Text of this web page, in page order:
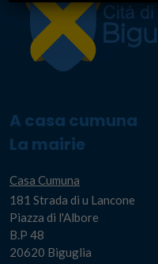
A casa cumuna
La mairie
Casa Cumuna
181 Strada di u Lancone
Piazza di l'Albore
B.P 48
20620 Biguglia